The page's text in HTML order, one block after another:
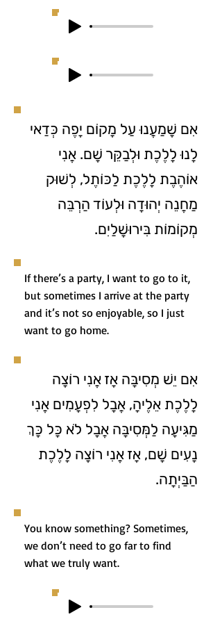
אִם שָׁמַעֲנוּ עַל מָקוֹם יָפֶה כְּדַאי
לָנוּ לָלֶכֶת וּלְבַקֵּר שָׁם. אֲנִי
אוֹהֶבֶת לָלֶכֶת לַכּוֹתֶל, לְשׁוּק
מַחֲנֵה יְהוּדָה וּלְעוֹד הַרְבֵּה
מְקוֹמוֹת בִּירוּשָׁלַיִם.
If there’s a party, I want to go to it,
but sometimes I arrive at the party
and it’s not so enjoyable, so I just
want to go home.
אִם יֵשׁ מְסִיבָּה אָז אֲנִי רוֹצָה
לָלֶכֶת אֵלֶיהָ, אֲבָל לִפְעָמִים אֲנִי
מַגִּיעָה לַמְּסִיבָּה אֲבָל לֹא כָּל כָּךְ
נָעִים שָׁם, אָז אֲנִי רוֹצָה לָלֶכֶת
הַבַּיְתָה.
You know something? Sometimes,
we don’t need to go far to find
what we truly want.